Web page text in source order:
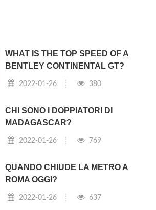
WHAT IS THE TOP SPEED OF A
BENTLEY CONTINENTAL GT?
2022-01-26 380
CHI SONO I DOPPIATORI DI
MADAGASCAR?
2022-01-26 769
QUANDO CHIUDE LA METRO A
ROMA OGGI?
2022-01-26 637